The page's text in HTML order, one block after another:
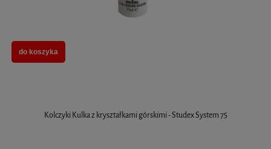
do koszyka
Kolczyki Kulka z kryształkami górskimi - Studex System 75